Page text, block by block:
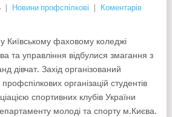
Новини профспілкові
Коментарів
Київському фаховому коледжі
та управління відбулися змагання з
дівчат. Захід організований
організацій студентів
спортивних клубів України
молоді та спорту м.Києва.